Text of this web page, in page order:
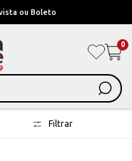
ou Boleto
0
Filtrar